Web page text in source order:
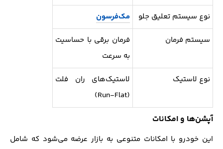
مک‌فرسون نوع سیستم تعلیق جلو
فرمان برقی با حساسیت
به سرعت
سیستم فرمان
لاستیک‌های ران فلت
(Run-Flat)
نوع لاستیک
آپشن‌ها و امکانات
این خودرو با امکانات متنوعی به بازار عرضه می‌شود که شامل